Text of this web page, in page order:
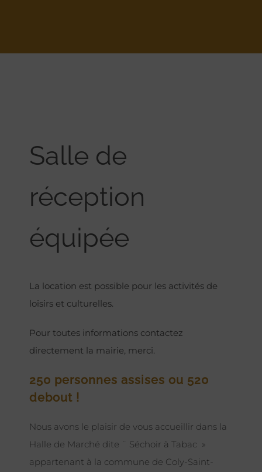
Salle de
réception
équipée
La location est possible pour les activités de
loisirs et culturelles.
Pour toutes informations contactez
directement la mairie, merci.
250 personnes assises ou 520
debout !
Nous avons le plaisir de vous accueillir dans la
Halle de Marché dite ¨ Séchoir à Tabac »
appartenant à la commune de Coly-Saint-